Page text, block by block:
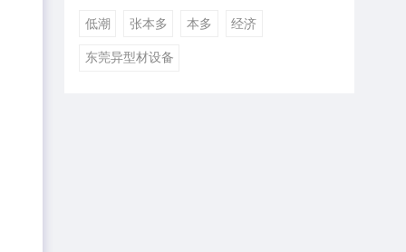
低潮 张本多 本多 经济
东莞异型材设备